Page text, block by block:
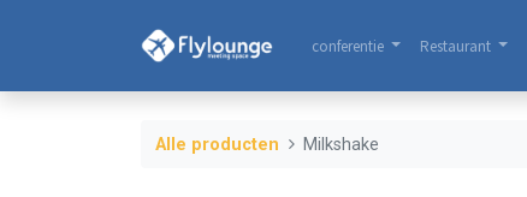
conferentie Restaurant
Alle producten Milkshake